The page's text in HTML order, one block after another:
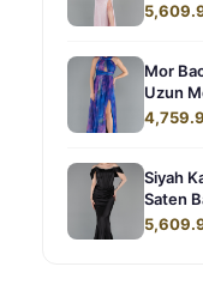
Mor
Uzun
Siyah
Saten